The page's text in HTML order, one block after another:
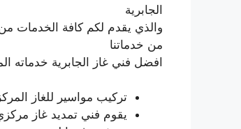
الجابرية
والذي يقدم لكم كافة الخدمات من
من خدماتنا
افضل فني غاز الجابرية خدماته
تركيب مواسير للغاز
يقوم فني تمديد غاز